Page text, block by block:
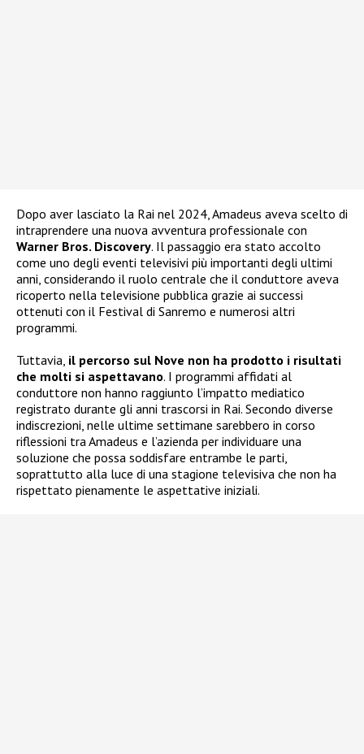
Dopo aver lasciato la Rai nel 2024, Amadeus aveva scelto di
intraprendere una nuova avventura professionale con
Warner Bros. Discovery. Il passaggio era stato accolto
come uno degli eventi televisivi più importanti degli ultimi
anni, considerando il ruolo centrale che il conduttore aveva
ricoperto nella televisione pubblica grazie ai successi
ottenuti con il Festival di Sanremo e numerosi altri
programmi.
Tuttavia, il percorso sul Nove non ha prodotto i risultati
che molti si aspettavano. I programmi affidati al
conduttore non hanno raggiunto l’impatto mediatico
registrato durante gli anni trascorsi in Rai. Secondo diverse
indiscrezioni, nelle ultime settimane sarebbero in corso
riflessioni tra Amadeus e l’azienda per individuare una
soluzione che possa soddisfare entrambe le parti,
soprattutto alla luce di una stagione televisiva che non ha
rispettato pienamente le aspettative iniziali.